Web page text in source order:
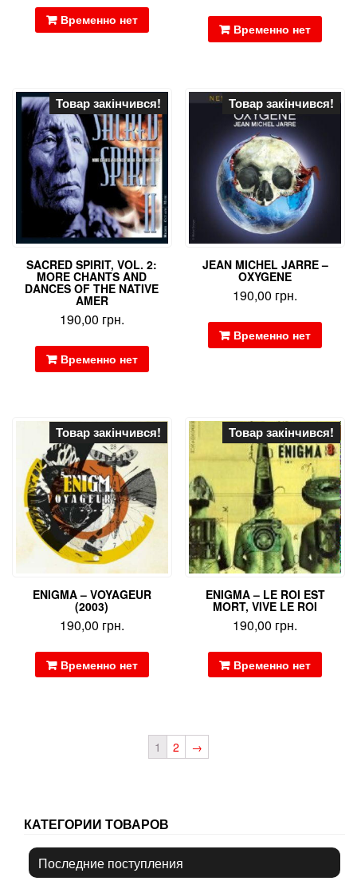
Временно нет
Временно нет
Товар закінчився!
SACRED SPIRIT, VOL. 2:
MORE CHANTS AND
DANCES OF THE NATIVE
AMER
190,00 грн.
Временно нет
Товар закінчився!
JEAN MICHEL JARRE –
OXYGENE
190,00 грн.
Временно нет
Товар закінчився!
ENIGMA – VOYAGEUR
(2003)
190,00 грн.
Временно нет
Товар закінчився!
ENIGMA – LE ROI EST
MORT, VIVE LE ROI
190,00 грн.
Временно нет
1 2 →
КАТЕГОРИИ ТОВАРОВ
Последние поступления